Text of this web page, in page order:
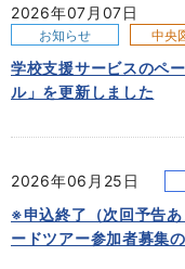
2026年07月07日
お知らせ 中央
学校支援サービスのペ
ル」を更新しました
2026年06月25日
※申込終了（次回予告
ードツアー参加者募集